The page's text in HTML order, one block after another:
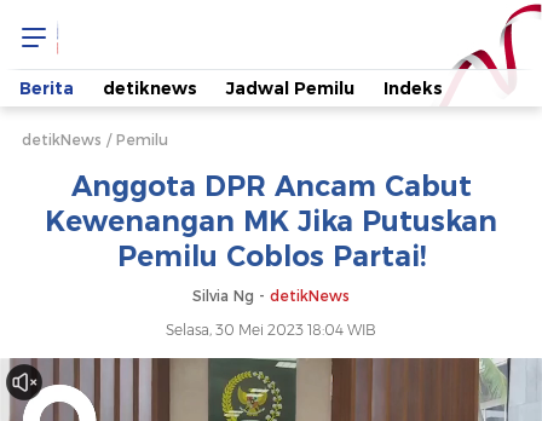
Anggota
DPR
Ancam
Cabut
Kewenangan
MK
Jika
Berita detiknews Jadwal Pemilu Indeks
detikNews Pemilu
Anggota DPR Ancam Cabut
Kewenangan MK Jika Putuskan
Pemilu Coblos Partai!
Silvia Ng - detikNews
Selasa, 30 Mei 2023 18:04 WIB